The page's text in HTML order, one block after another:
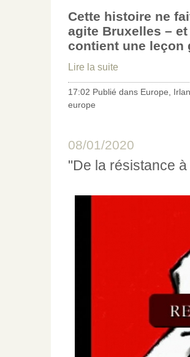
Cette histoire ne
agite Bruxelles –
contient une leçon
Lire la suite
17:02 Publié dans Europe
europe
08/01/2020
"De la résistance